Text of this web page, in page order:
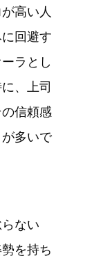
高い人
回避す
ラとし
、上司
信頼感
多いで
ない
を持ち